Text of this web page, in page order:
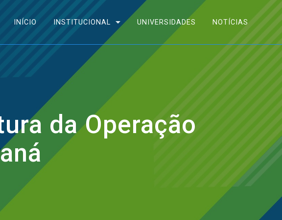
INÍCIO INSTITUCIONAL UNIVERSIDADES NOTÍCIAS
da Operação